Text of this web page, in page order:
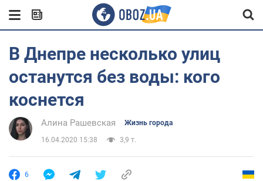
В Днепре несколько улиц
останутся без воды: кого
коснется
Алина Рашевская Жизнь города
16.04.2020 15:38 3,9 т.
6